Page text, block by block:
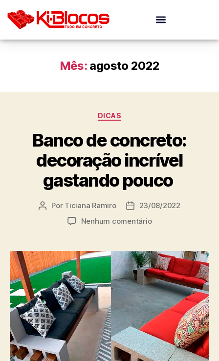
Mês: agosto 2022
DICAS
Banco de concreto:
decoração incrível
gastando pouco
Por Ticiana Ramiro
23/08/2022
Nenhum comentário